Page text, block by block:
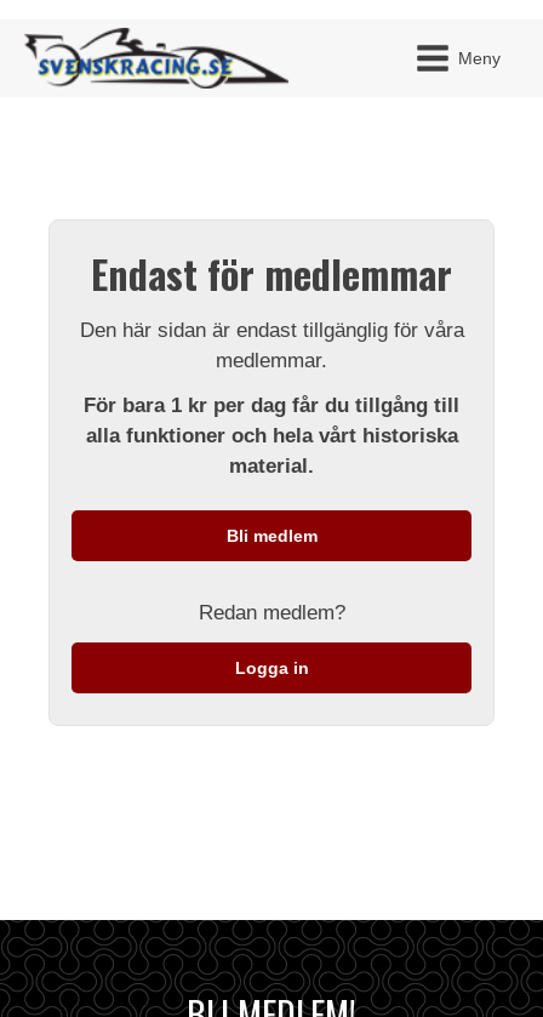
Meny
Endast för medlemmar
Den här sidan är endast tillgänglig för våra
medlemmar.
För bara 1 kr per dag får du tillgång till
alla funktioner och hela vårt historiska
material.
Bli medlem
Redan medlem?
Logga in